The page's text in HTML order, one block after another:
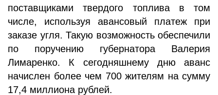
поставщиками твердого топлива в том
числе, используя авансовый платеж при
заказе угля. Такую возможность обеспечили
по поручению губернатора Валерия
Лимаренко. К сегодняшнему дню аванс
начислен более чем 700 жителям на сумму
17,4 миллиона рублей.